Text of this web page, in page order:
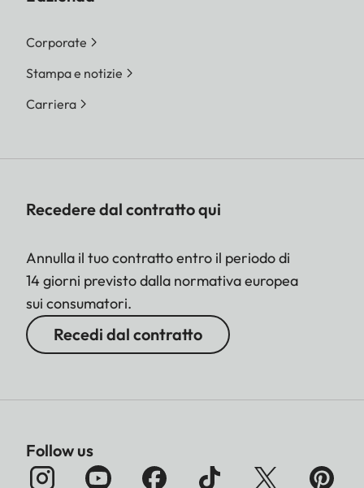
Corporate
Stampa e notizie
Carriera
Recedere dal contratto qui
Annulla il tuo contratto entro il periodo di
14 giorni previsto dalla normativa europea
sui consumatori.
Recedi dal contratto
Follow us